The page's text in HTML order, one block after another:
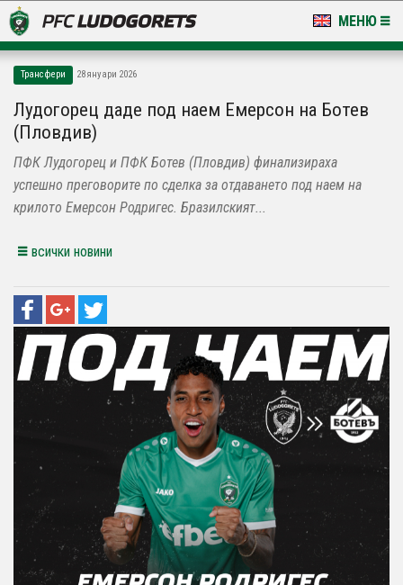
МЕНЮ
LUDOGORETS TV
НА ТЕРЕНА
СТАДИОН & БАЗИ
Трансфери 28 януари 2026
Лудогорец даде под наем Емерсон на Ботев
(Пловдив)
ПФК Лудогорец и ПФК Ботев (Пловдив) финализираха
успешно преговорите по сделка за отдаването под наем на
крилото Емерсон Родригес. Бразилският...
всички новини